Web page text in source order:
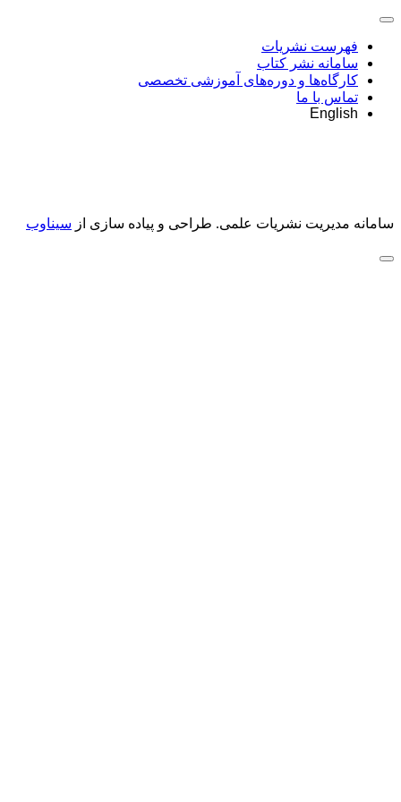
فهرست نشریات
سامانه نشر کتاب
کارگاه‌ها و دوره‌های آموزشی تخصصی
تماس با ما
English
سامانه مدیریت نشریات علمی. طراحی و پیاده سازی از سیناوب